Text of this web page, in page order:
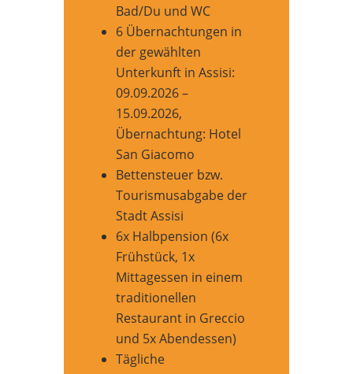
Bad/Du und WC
6 Übernachtungen in
der gewählten
Unterkunft in Assisi:
09.09.2026 –
15.09.2026,
Übernachtung: Hotel
San Giacomo
Bettensteuer bzw.
Tourismusabgabe der
Stadt Assisi
6x Halbpension (6x
Frühstück, 1x
Mittagessen in einem
traditionellen
Restaurant in Greccio
und 5x Abendessen)
Tägliche